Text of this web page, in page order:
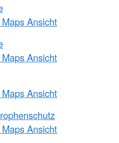
Ansicht
Ansicht
Ansicht
Ansicht